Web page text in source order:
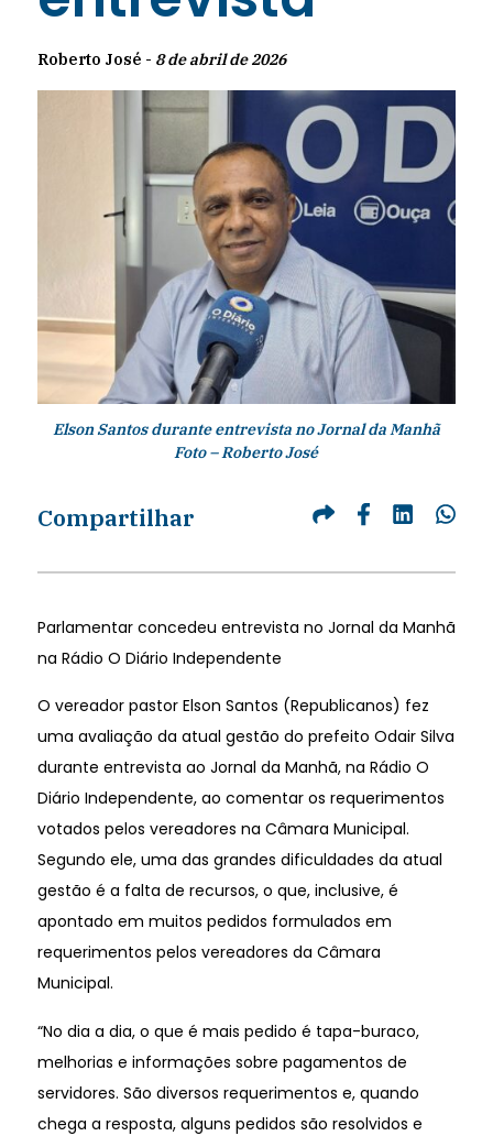
Roberto José - 8 de abril de 2026
Elson Santos durante entrevista no Jornal da Manhã
Foto – Roberto José
Compartilhar
Parlamentar concedeu entrevista no Jornal da Manhã
na Rádio O Diário Independente
O vereador pastor Elson Santos (Republicanos) fez
uma avaliação da atual gestão do prefeito Odair Silva
durante entrevista ao Jornal da Manhã, na Rádio O
Diário Independente, ao comentar os requerimentos
votados pelos vereadores na Câmara Municipal.
Segundo ele, uma das grandes dificuldades da atual
gestão é a falta de recursos, o que, inclusive, é
apontado em muitos pedidos formulados em
requerimentos pelos vereadores da Câmara
Municipal.
“No dia a dia, o que é mais pedido é tapa-buraco,
melhorias e informações sobre pagamentos de
servidores. São diversos requerimentos e, quando
chega a resposta, alguns pedidos são resolvidos e